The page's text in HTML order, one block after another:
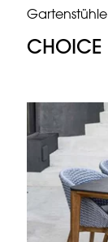
Gartenstühle
CHOICE